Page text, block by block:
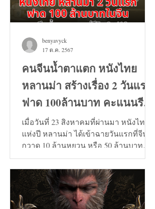
คนจีนน้ำตาแตก หนังไทย
หลานม่า สร้างเรื่อง 2 วันแรก
ฟาด 100ล้านบาท คะแนนรีวิว
9+
เมื่อวันที่ 23 สิงหาคมที่ผ่านมา หนังไทย
แห่งปี หลานม่า ได้เข้าฉายวันแรกที่จีน
กวาด 10 ล้านหยวน หรือ 50 ล้านบาท
และวันที่ 24 สิงหาคมทะลุ...
benyavyck
17 ต.ค. 2567